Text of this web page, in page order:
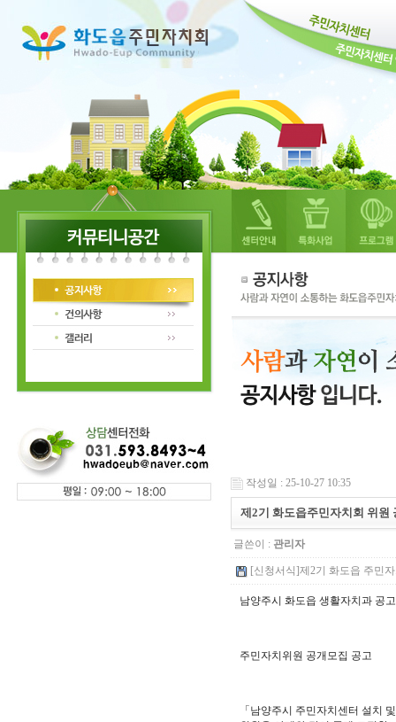
작성일 : 25-10-27 10:35
제2기 화도읍주민자치회 위원
글쓴이 : 관리자
[신청서식]제2기 화도읍 주민
남양주시 화도읍 생활자치과 공
주민자치위원 공개모집 공고
「남양주시 주민자치센터 설치